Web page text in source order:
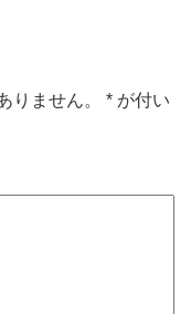
りません。 * が付い